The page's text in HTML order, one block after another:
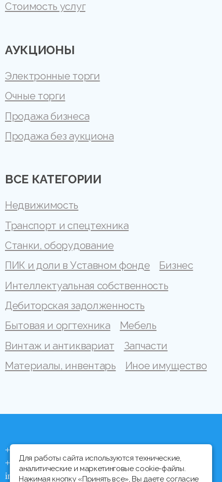
Стоимость услуг
АУКЦИОНЫ
Электронные торги
Очные торги
Продажа бизнеса
Продажа без аукциона
ВСЕ КАТЕГОРИИ
Недвижимость
Транспорт и спецтехника
Станки, оборудование
ПИК и доли в Уставном фонде
Бизнес
Интеллектуальная собственность
Дебиторская задолженность
Бытовая и оргтехника
Мебель
Винтаж и антиквариат
Запчасти
Материалы, инвентарь
Иное имущество
+375 (44) 704 92 06
+375 (17) 373 21 33
info@ipmtorgi.by
Для работы сайта используются технические,
аналитические и маркетинговые cookie-файлы.
Нажимая кнопку «Принять все», Вы даете согласие